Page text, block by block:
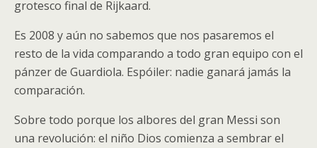
grotesco final de Rijkaard.
Es 2008 y aún no sabemos que nos pasaremos el
resto de la vida comparando a todo gran equipo con el
pánzer de Guardiola. Espóiler: nadie ganará jamás la
comparación.
Sobre todo porque los albores del gran Messi son
una revolución: el niño Dios comienza a sembrar el